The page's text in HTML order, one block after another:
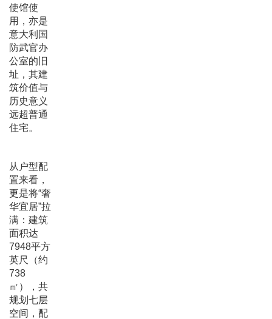
使馆使
用，亦是
意大利国
防武官办
公室的旧
址，其建
筑价值与
历史意义
远超普通
住宅。
从户型配
置来看，
更是将“奢
华宜居”拉
满：建筑
面积达
7948平方
英尺（约
738
㎡），共
规划七层
空间，配